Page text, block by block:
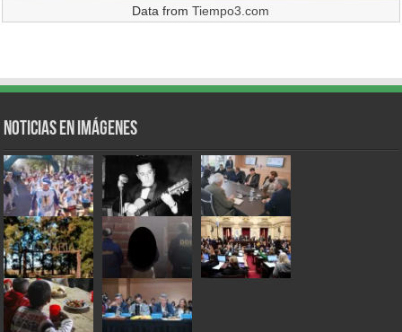
Data fromTiempo3.com
Noticias en Imágenes